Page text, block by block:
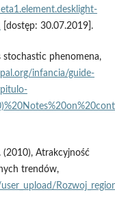
[dostęp: 30.07.2019].
stochastic phenomena,
infancia/guide-
(2010), Atrakcyjność
trendów,